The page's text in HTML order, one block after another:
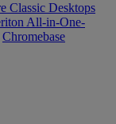
Classic Desktops
All-in-One-
Chromebase